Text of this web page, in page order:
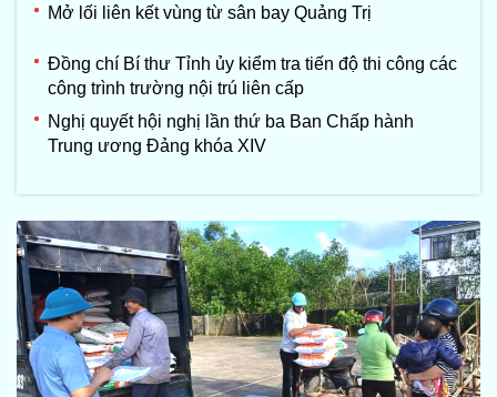
Mở lối liên kết vùng từ sân bay Quảng Trị
Đồng chí Bí thư Tỉnh ủy kiểm tra tiến độ thi công các
công trình trường nội trú liên cấp
Nghị quyết hội nghị lần thứ ba Ban Chấp hành
Trung ương Đảng khóa XIV